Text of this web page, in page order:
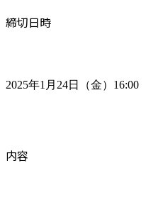
締切日時
2025年1月24日（金）16:00
内容